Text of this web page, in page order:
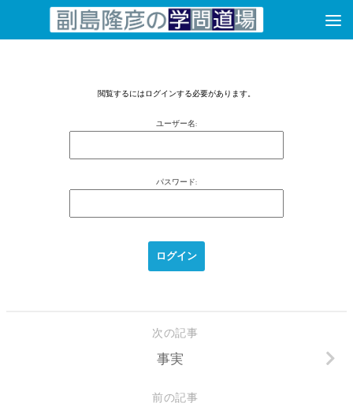
コンテンツへスキップ
閲覧するにはログインする必要があります。
ユーザー名:
パスワード:
次の記事
事実
前の記事